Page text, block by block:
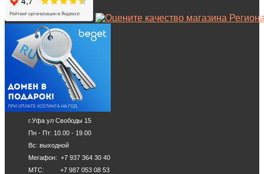
г.Уфа ул Свободы 15
Пн - Пт: 10.00 - 19.00
Вс: выходной
Мегафон: +7 937 364 30 40
МТС: +7 987 053 08 53